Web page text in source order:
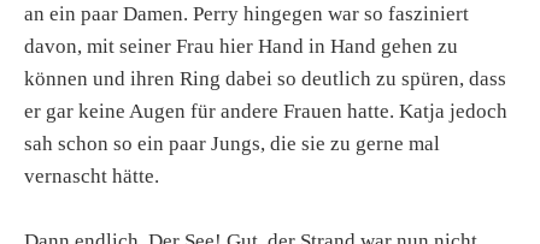
an ein paar Damen. Perry hingegen war so fasziniert
davon, mit seiner Frau hier Hand in Hand gehen zu
können und ihren Ring dabei so deutlich zu spüren, dass
er gar keine Augen für andere Frauen hatte. Katja jedoch
sah schon so ein paar Jungs, die sie zu gerne mal
vernascht hätte.